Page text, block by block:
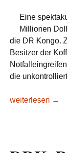
Eine
Millionen
die DR Kongo.
Besitzer der
die
DR Kongo:
weiterlesen →